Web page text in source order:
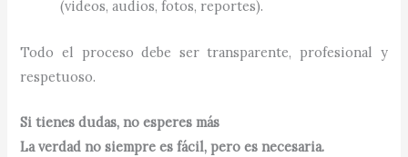
(videos, audios, fotos, reportes).
Todo el proceso debe ser transparente, profesional y
respetuoso.
Si tienes dudas, no esperes más
La verdad no siempre es fácil, pero es necesaria.